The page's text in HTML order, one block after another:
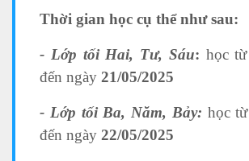
Thời gian học cụ thể như sau:
- Lớp tối Hai, Tư, Sáu: học từ
đến ngày 21/05/2025
- Lớp tối Ba, Năm, Bảy: học từ
đến ngày 22/05/2025